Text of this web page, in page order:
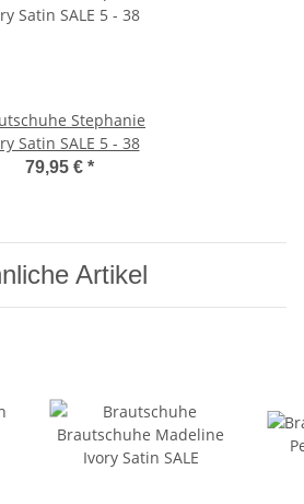
Stephanie
Satin SALE 5 - 38
79,95 € *
Artikel